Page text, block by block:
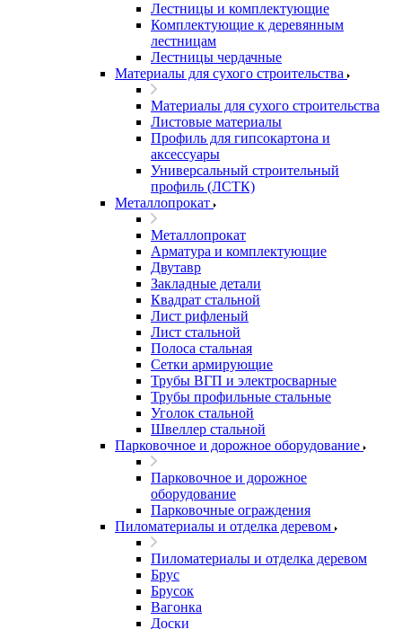
Лестницы и комплектующие
Комплектующие к деревянным
лестницам
Лестницы чердачные
Материалы для сухого строительства
Материалы для сухого строительства
Листовые материалы
Профиль для гипсокартона и
аксессуары
Универсальный строительный
профиль (ЛСТК)
Металлопрокат
Металлопрокат
Арматура и комплектующие
Двутавр
Закладные детали
Квадрат стальной
Лист рифленый
Лист стальной
Полоса стальная
Сетки армирующие
Трубы ВГП и электросварные
Трубы профильные стальные
Уголок стальной
Швеллер стальной
Парковочное и дорожное оборудование
Парковочное и дорожное
оборудование
Парковочные ограждения
Пиломатериалы и отделка деревом
Пиломатериалы и отделка деревом
Брус
Брусок
Вагонка
Доски